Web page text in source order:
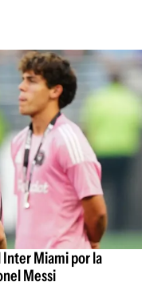
Inter Miami por la
Messi